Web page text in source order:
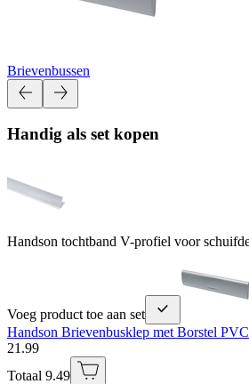
Brievenbussen
Handig als set kopen
Handson tochtband V-profiel voor
Voeg product toe aan set
Handson Brievenbusklep met Borstel
21.99
Totaal 9.49